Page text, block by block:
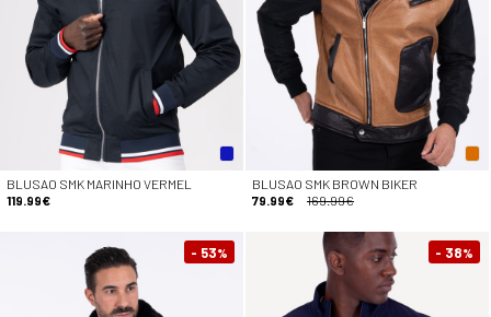
BLUSAO SMK MARINHO VERMEL
119.99€
BLUSAO SMK BROWN BIKER
79.99€
169.99€
- 53% - 38%